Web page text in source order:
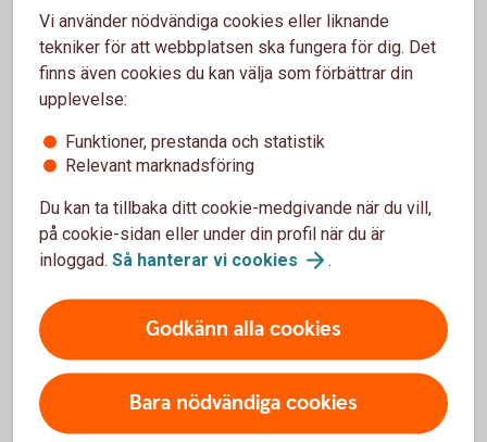
hela 20-talet har utmaningar och konflikter utlöst
varandra. Kriget i Mellanöstern ger kännbara
ekonomiska effekter och dämpar konjunkturoptimismen,
som är lägre än vad den var i höstas. Orderingången,
omsättningen och anställningsplanerna har vänt upp –
men vi befinner fortsatt på låga nivåer, säger Jörgen
Kennemar, företagsekonom på Swedbank.
Försiktig förbättring i lönsamheten
Lönsamheten har förbättrats något jämfört med tidigare år. I
lönsamheten har stärkts, medan 31 procent uppger en
försämring. Samtidigt är utrymmet för investeringar fortsatt
begränsat, särskilt bland de allra minsta företagen, även om
risken för konkurser har minskat.
Vi använder nödvändiga cookies eller liknande
tekniker för att webbplatsen ska fungera för dig. Det
finns även cookies du kan välja som förbättrar din
upplevelse:
Funktioner, prestanda och statistik
Relevant marknadsföring
Du kan ta tillbaka ditt cookie-medgivande när du vill,
på cookie-sidan eller under din profil när du är
inloggad. Så hanterar vi cookies .
Godkänn alla cookies
Bara nödvändiga cookies